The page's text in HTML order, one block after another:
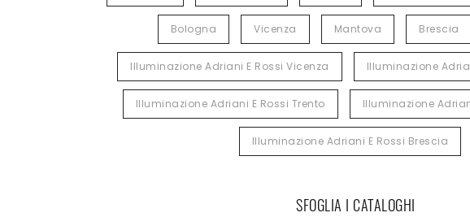
Bologna Vicenza Mantova Brescia
Illuminazione Adriani E Rossi Vicenza Illuminazione
Illuminazione Adriani E Rossi Trento Illuminazione
Illuminazione Adriani E Rossi Brescia
SFOGLIA I CATALOGHI